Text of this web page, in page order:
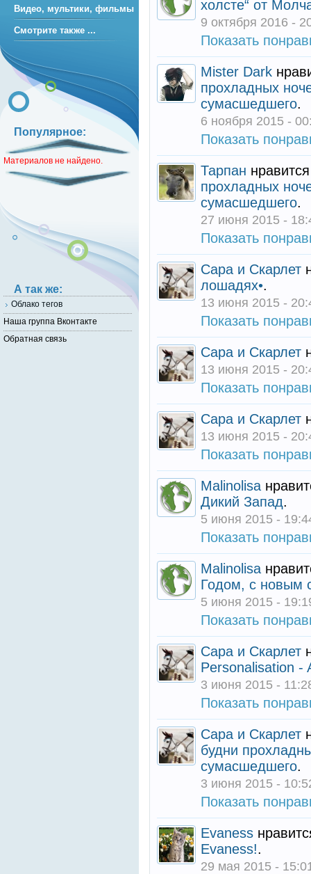
холсте“ от
9 октября 2016 -
Показать
Mister Dark
прохладных
сумасшедшего.
6 ноября 2015 -
Показать
Тарпан
прохладных
сумасшедшего.
27 июня 2015 -
Показать
Сара и Скарлет
лошадях•.
13 июня 2015 -
Показать
Сара и Скарлет
13 июня 2015 -
Показать
Сара и Скарлет
13 июня 2015 -
Показать
Malinolisa
Дикий Запад.
5 июня 2015 -
Показать
Malinolisa
Годом, с новым
5 июня 2015 -
Показать
Сара и Скарлет
Personalisation -
3 июня 2015 -
Показать
Сара и Скарлет
будни
сумасшедшего.
3 июня 2015 -
Показать
Evaness
Evaness!.
29 мая 2015 -
Видео, мультики, фильмы
Смотрите также ...
Популярное:
Материалов не найдено.
А так же:
Облако тегов
Наша группа Вконтакте
Обратная связь